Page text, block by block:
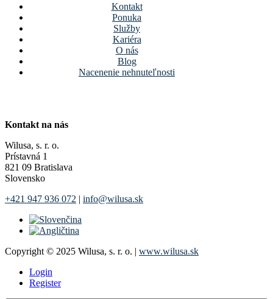
Kontakt
Ponuka
Služby
Kariéra
O nás
Blog
Nacenenie nehnuteľnosti
Kontakt na nás
Wilusa, s. r. o.
Prístavná 1
821 09 Bratislava
Slovensko
+421 947 936 072 | info@wilusa.sk
Copyright © 2025 Wilusa, s. r. o. | www.wilusa.sk
Login
Register